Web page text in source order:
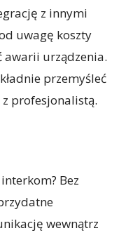
z innymi
uwagę koszty
urządzenia.
przemyśleć
profesjonalistą.
Bez
wewnątrz